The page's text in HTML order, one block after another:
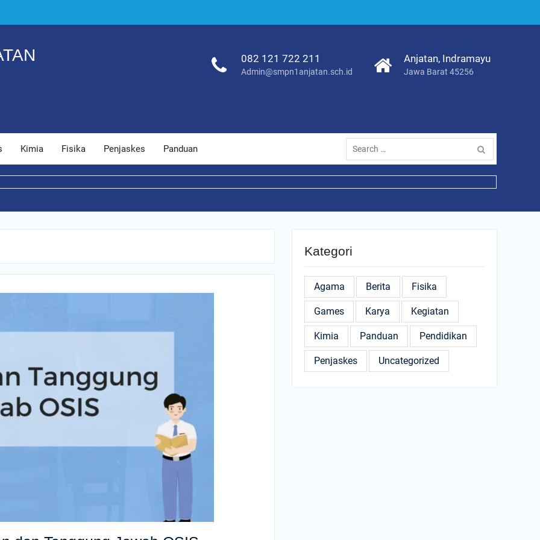
082 121 722 211
Admin@smpn1anjatan.sch.id
Anjatan, Indramayu
Jawa Barat 45256
Kimia Fisika Penjaskes Panduan
Search
for:
Kategori
Agama Berita Fisika
Games Karya Kegiatan
Kimia Panduan Pendidikan
Penjaskes Uncategorized